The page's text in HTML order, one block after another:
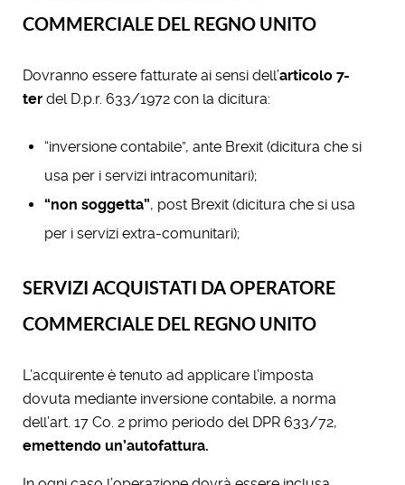
COMMERCIALE DEL REGNO UNITO
Dovranno essere fatturate ai sensi dell’articolo 7-
ter del D.p.r. 633/1972 con la dicitura:
“inversione contabile”, ante Brexit (dicitura che si
usa per i servizi intracomunitari);
“non soggetta”, post Brexit (dicitura che si usa
per i servizi extra-comunitari);
SERVIZI ACQUISTATI DA OPERATORE
COMMERCIALE DEL REGNO UNITO
L’acquirente è tenuto ad applicare l’imposta
dovuta mediante inversione contabile, a norma
dell’art. 17 Co. 2 primo periodo del DPR 633/72,
emettendo un’autofattura.